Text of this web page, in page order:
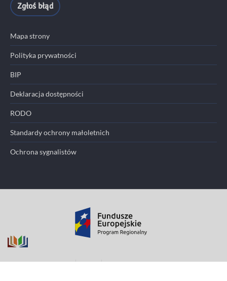
Zgłoś błąd
Mapa strony
Polityka prywatności
BIP
Deklaracja dostępności
RODO
Standardy ochrony małoletnich
Ochrona sygnalistów